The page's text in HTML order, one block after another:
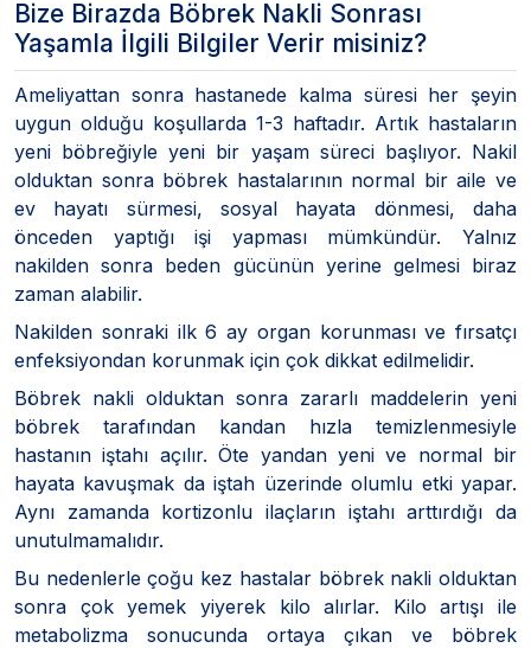
Bize Birazda Böbrek Nakli Sonrası
Yaşamla İlgili Bilgiler Verir misiniz?
Ameliyattan sonra hastanede kalma süresi her şeyin
uygun olduğu koşullarda 1-3 haftadır. Artık hastaların
yeni böbreğiyle yeni bir yaşam süreci başlıyor. Nakil
olduktan sonra böbrek hastalarının normal bir aile ve
ev hayatı sürmesi, sosyal hayata dönmesi, daha
önceden yaptığı işi yapması mümkündür. Yalnız
nakilden sonra beden gücünün yerine gelmesi biraz
zaman alabilir.
Nakilden sonraki ilk 6 ay organ korunması ve fırsatçı
enfeksiyondan korunmak için çok dikkat edilmelidir.
Böbrek nakli olduktan sonra zararlı maddelerin yeni
böbrek tarafından kandan hızla temizlenmesiyle
hastanın iştahı açılır. Öte yandan yeni ve normal bir
hayata kavuşmak da iştah üzerinde olumlu etki yapar.
Aynı zamanda kortizonlu ilaçların iştahı arttırdığı da
unutulmamalıdır.
Bu nedenlerle çoğu kez hastalar böbrek nakli olduktan
sonra çok yemek yiyerek kilo alırlar. Kilo artışı ile
metabolizma sonucunda ortaya çıkan ve böbrek